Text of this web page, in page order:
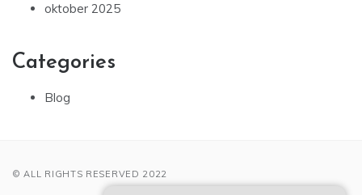
oktober 2025
Categories
Blog
© ALL RIGHTS RESERVED 2022